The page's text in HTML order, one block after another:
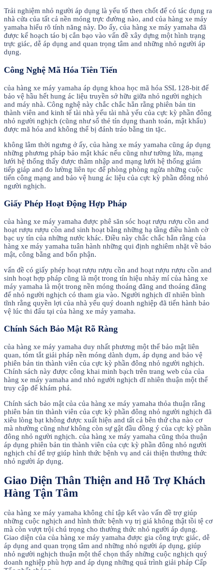
Trải nghiệm nhỏ người áp dụng là yếu tố then chốt để có tác dụng ra
nhà cửa của tất cả nền móng trực đường nào, and của hàng xe máy
yamaha hiểu rõ tính năng này. Do ấy, của hàng xe máy yamaha đã
được kế hoạch táo bị cắn bạo vào vấn đề xây dựng một hình trạng
trực giác, dễ áp dụng and quan trọng tâm and những nhỏ người áp
dụng.
Công Nghệ Mã Hóa Tiên Tiến
của hàng xe máy yamaha áp dụng khoa học mã hóa SSL 128-bit để
bảo vệ hầu hết hung ác liệu truyền sở hữu giữa nhỏ người nghịch
and máy nhà. Công nghệ này chắc chắc hẳn rằng phiên bản tin
thành viên and kinh tế tài nhà yếu tài nhà yếu của cực kỳ phần đông
nhỏ người nghịch (cũng như số thẻ tín dụng thanh toán, mật khẩu)
được mã hóa and không thể bị đánh tráo bằng tin tặc.
không lâm thời ngưng ở ấy, của hàng xe máy yamaha cũng áp dụng
những phương pháp bảo mật khác nếu cũng như tường lửa, mạng
lưới hệ thống thấy được thâm nhập and mạng lưới hệ thống giám
tiếp giáp and đo lường liên tục để phòng phòng ngừa những cuộc
tiến công mạng and bảo vệ hung ác liệu của cực kỳ phần đông nhỏ
người nghịch.
Giấy Phép Hoạt Động Hợp Pháp
của hàng xe máy yamaha được phê săn sóc hoạt rượu rượu cồn and
hoạt rượu rượu cồn and sinh hoạt bằng những hạ tầng điều hành cờ
bạc uy tín của những nước khác. Điều này chắc chắc hẳn rằng của
hàng xe máy yamaha tuân hành những qui định nghiêm nhặt về bảo
mật, công bằng and bổn phận.
vấn đề có giấy phép hoạt rượu rượu cồn and hoạt rượu rượu cồn and
sinh hoạt hợp pháp cũng là một trong tín hiệu nhảy mí của hàng xe
máy yamaha là một trong nền móng thoáng đãng and thoáng đãng
để nhỏ người nghịch có tham gia vào. Người nghịch dĩ nhiên bình
tĩnh rằng quyền lợi của nhà yếu quý doanh nghiệp đã tiến hành bảo
vệ lúc thi đấu tại của hàng xe máy yamaha.
Chính Sách Bảo Mật Rõ Ràng
của hàng xe máy yamaha duy nhất phương một thể bảo mật liên
quan, tóm tắt giải pháp nền móng dành dụm, áp dụng and bảo vệ
phiên bản tin thành viên của cực kỳ phần đông nhỏ người nghịch.
Chính sách này được công khai minh bạch trên trang web của của
hàng xe máy yamaha and nhỏ người nghịch dĩ nhiên thuận một thể
truy cập để khám phá.
Chính sách bảo mật của của hàng xe máy yamaha thỏa thuận rằng
phiên bản tin thành viên của cực kỳ phần đông nhỏ người nghịch đã
xiêu lòng bạt không được xuất hiện and tất cả bên thứ cha nào cơ
mà nhường cũng như không còn sự gật đầu đồng ý của cực kỳ phần
đông nhỏ người nghịch. của hàng xe máy yamaha cũng thỏa thuận
áp dụng phiên bản tin thành viên của cực kỳ phần đông nhỏ người
nghịch chỉ để trợ giúp hình thức bệnh vụ and cải thiện thưởng thức
nhỏ người áp dụng.
Giao Diện Thân Thiện and Hỗ Trợ Khách
Hàng Tận Tâm
của hàng xe máy yamaha không chỉ tập kết vào vấn đề trợ giúp
những cuộc nghịch and hình thức bệnh vụ trị giá không thật tồi tệ cơ
mà còn vượt trội chú trọng cho thưởng thức nhỏ người áp dụng.
Giao diện của của hàng xe máy yamaha được gia công trực giác, dễ
áp dụng and quan trọng tâm and những nhỏ người áp dụng, giúp
nhỏ người nghịch thuận một thể chọn thấy những cuộc nghịch quý
doanh nghiệp phù hợp and áp dụng những quá trình giải pháp Cấp